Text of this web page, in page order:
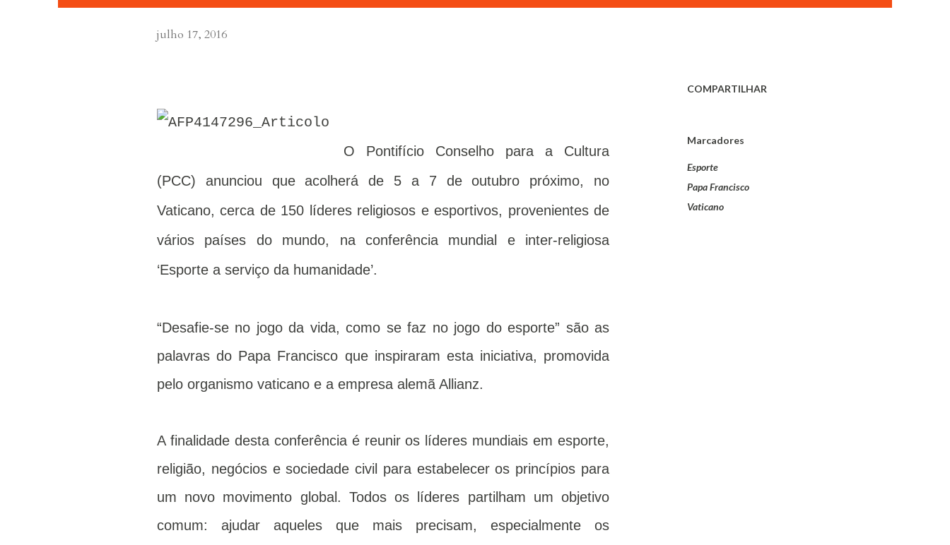
julho 17, 2016
O Pontifício Conselho para a Cultura
(PCC) anunciou que acolherá de 5 a 7 de outubro próximo, no
Vaticano, cerca de 150 líderes religiosos e esportivos, provenientes de
vários países do mundo, na conferência mundial e inter-religiosa
‘Esporte a serviço da humanidade’.
“Desafie-se no jogo da vida, como se faz no jogo do esporte” são as
palavras do Papa Francisco que inspiraram esta iniciativa, promovida
pelo organismo vaticano e a empresa alemã Allianz.
A finalidade desta conferência é reunir os líderes mundiais em esporte,
religião, negócios e sociedade civil para estabelecer os princípios para
um novo movimento global. Todos os líderes partilham um objetivo
comum: ajudar aqueles que mais precisam, especialmente os
COMPARTILHAR
Marcadores
Esporte
Papa Francisco
Vaticano